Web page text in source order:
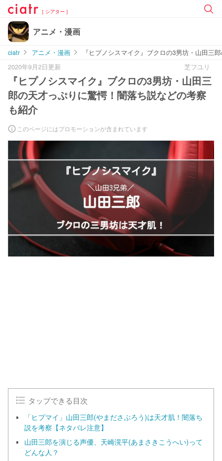
[ シアター ]
アニメ・漫画
ciatr アニメ・漫画
『ヒプノシスマイク』ブクロの3男坊・山田三
2020年9月2日更新
芝フユリ
『ヒプノシスマイク』ブクロの3男坊・山田三
郎の天才っぷりに驚愕！闇落ち説などの考察
も紹介
このページにはプロモーションが含まれています
タップできる目次
「ヒプマイ」山田三郎(やまださぶろう)は天才肌！闇落ち
説を考察【ネタバレ注意】
山田三郎を演じる声優、天崎滉平(あまさきこうへい)って
どんな人？